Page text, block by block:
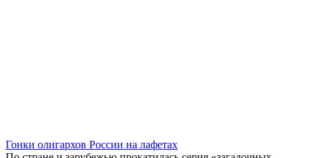
Гонки олигархов России на лафетах